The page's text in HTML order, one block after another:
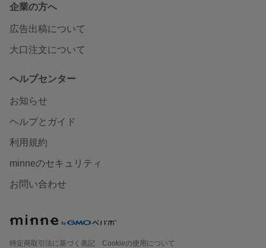
企業の方へ
広告出稿について
大口注文について
ヘルプセンター
お知らせ
ヘルプとガイド
利用規約
minneのセキュリティ
お問い合わせ
特定商取引法に基づく表記
Cookieの使用について